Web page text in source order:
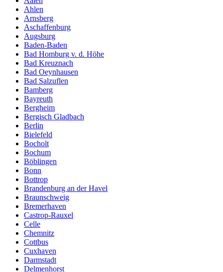
Ahlen
Arnsberg
Aschaffenburg
Augsburg
Baden-Baden
Bad Homburg v. d. Höhe
Bad Kreuznach
Bad Oeynhausen
Bad Salzuflen
Bamberg
Bayreuth
Bergheim
Bergisch Gladbach
Berlin
Bielefeld
Bocholt
Bochum
Böblingen
Bonn
Bottrop
Brandenburg an der Havel
Braunschweig
Bremerhaven
Castrop-Rauxel
Celle
Chemnitz
Cottbus
Cuxhaven
Darmstadt
Delmenhorst